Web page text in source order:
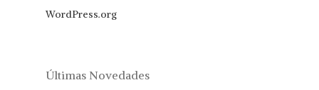
WordPress.org
Últimas Novedades